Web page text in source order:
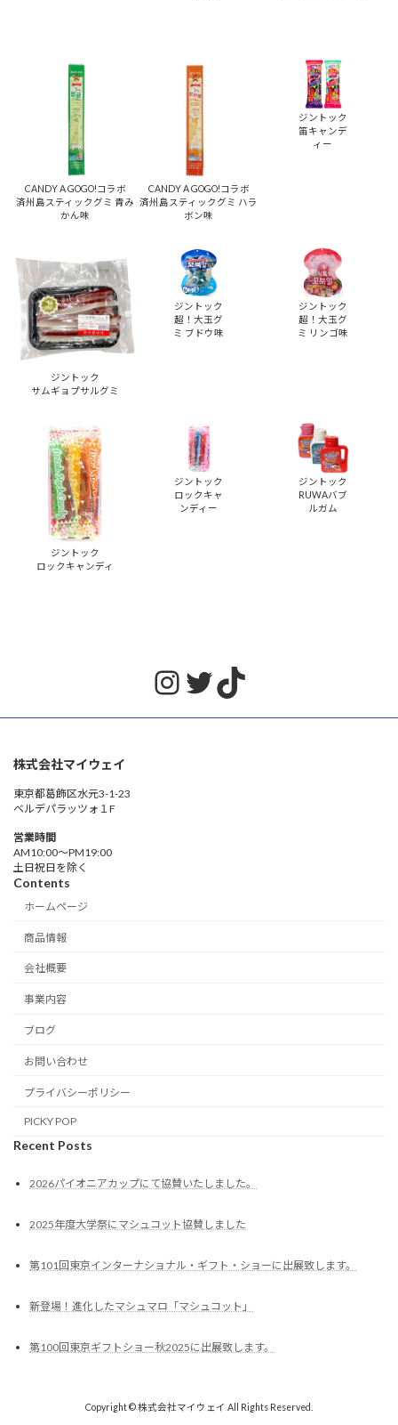
CANDY A GOGO!コラボ
済州島スティックグミ 青み
かん味
CANDY A GOGO!コラボ
済州島スティックグミ ハラ
ボン味
ジントック
笛キャンデ
ィー
ジントック
サムギョプサルグミ
ジントック
超！大玉グ
ミ ブドウ味
ジントック
超！大玉グ
ミ リンゴ味
ジントック
ロックキャンディ
ジントック
ロックキャ
ンディー
ジントック
RUWAバブ
ルガム
Instagram
Twitter
TikTok
株式会社マイウェイ
東京都葛飾区水元3-1-23
ベルデパラッツォ１F
営業時間
AM10:00〜PM19:00
土日祝日を除く
Contents
ホームページ
商品情報
会社概要
事業内容
ブログ
お問い合わせ
プライバシーポリシー
PICKY POP
Recent Posts
2026パイオニアカップにて協賛いたしました。
2025年度大学祭にマシュコット協賛しました
第101回東京インターナショナル・ギフト・ショーに出展致します。
新登場！進化したマシュマロ「マシュコット」
第100回東京ギフトショー秋2025に出展致します。
Copyright © 株式会社マイウェイ All Rights Reserved.